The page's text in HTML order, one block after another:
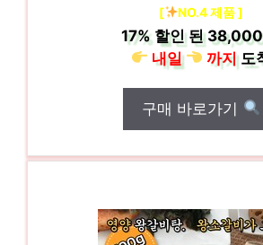
[ NO.4 제품 ]
17%할인 된
내일
까지도
구매 바로가기